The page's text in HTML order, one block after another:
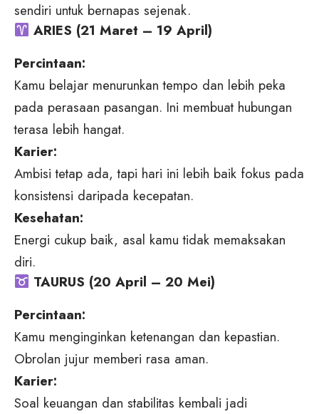
sendiri untuk bernapas sejenak.
ARIES (21 Maret – 19 April)
Percintaan:
Kamu belajar menurunkan tempo dan lebih peka
pada perasaan pasangan. Ini membuat hubungan
terasa lebih hangat.
Karier:
Ambisi tetap ada, tapi hari ini lebih baik fokus pada
konsistensi daripada kecepatan.
Kesehatan:
Energi cukup baik, asal kamu tidak memaksakan
diri.
TAURUS (20 April – 20 Mei)
Percintaan:
Kamu menginginkan ketenangan dan kepastian.
Obrolan jujur memberi rasa aman.
Karier:
Soal keuangan dan stabilitas kembali jadi